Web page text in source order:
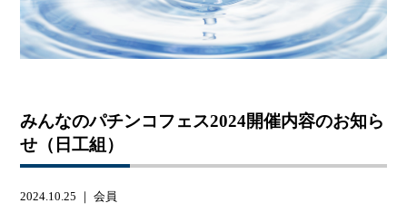
みんなのパチンコフェス2024開催内容のお知ら
せ（日工組）
2024.10.25 ｜会員